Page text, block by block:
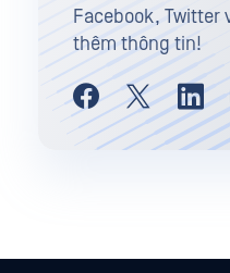
Facebook, Twitter
thêm thông tin!